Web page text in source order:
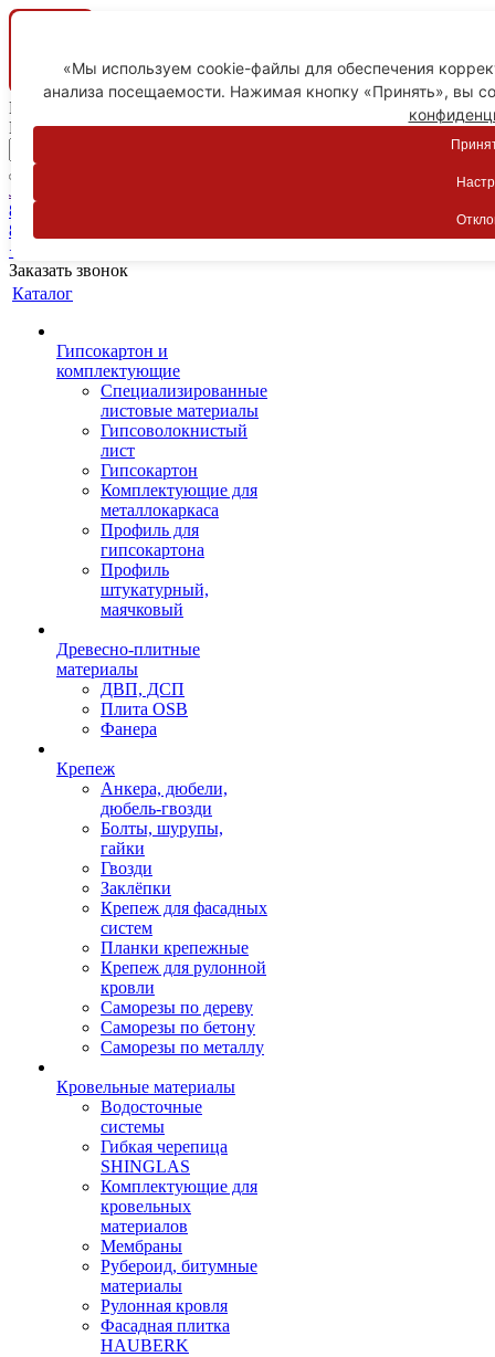
Ваш город
Пятигорск
Личный кабинет
8-800-775-59-89
8-800-775-59-89
+7 918 754-83-77
Заказать звонок
Каталог
Гипсокартон и
комплектующие
Специализированные
листовые материалы
Гипсоволокнистый
лист
Гипсокартон
Комплектующие для
металлокаркаса
Профиль для
гипсокартона
Профиль
штукатурный,
маячковый
Древесно-плитные
материалы
ДВП, ДСП
Плита OSB
Фанера
Крепеж
Анкера, дюбели,
дюбель-гвозди
Болты, шурупы,
гайки
Гвозди
Заклёпки
Крепеж для фасадных
систем
Планки крепежные
Крепеж для рулонной
кровли
Саморезы по дереву
Саморезы по бетону
Саморезы по металлу
Кровельные материалы
Водосточные
системы
Гибкая черепица
SHINGLAS
Комплектующие для
кровельных
материалов
Мембраны
Рубероид, битумные
материалы
Рулонная кровля
Фасадная плитка
HAUBERK
«Мы используем cookie-файлы для обеспечения
анализа посещаемости. Нажимая кнопку «Принять», вы